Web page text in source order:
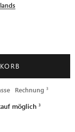
Rechnung
möglich